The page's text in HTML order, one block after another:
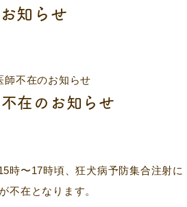
お知らせ
師不在のお知らせ
在のお知らせ
時〜17時頃、狂犬病予防集合注射に
不在となります。